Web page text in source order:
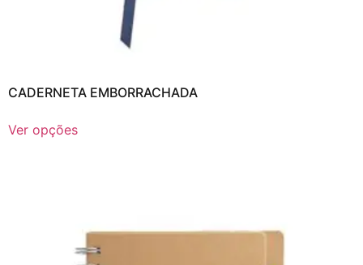
CADERNETA EMBORRACHADA
Ver opções